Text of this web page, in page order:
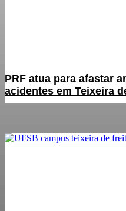
PRF atua para afastar
acidentes em Teixeira